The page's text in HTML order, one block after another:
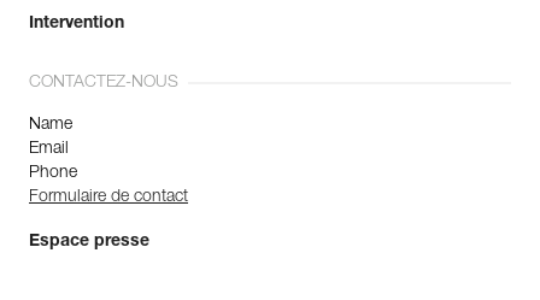
Intervention
CONTACTEZ-NOUS
Name
Email
Phone
Formulaire de contact
Espace presse